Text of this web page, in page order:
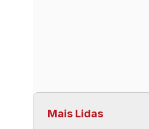
Mais Lidas